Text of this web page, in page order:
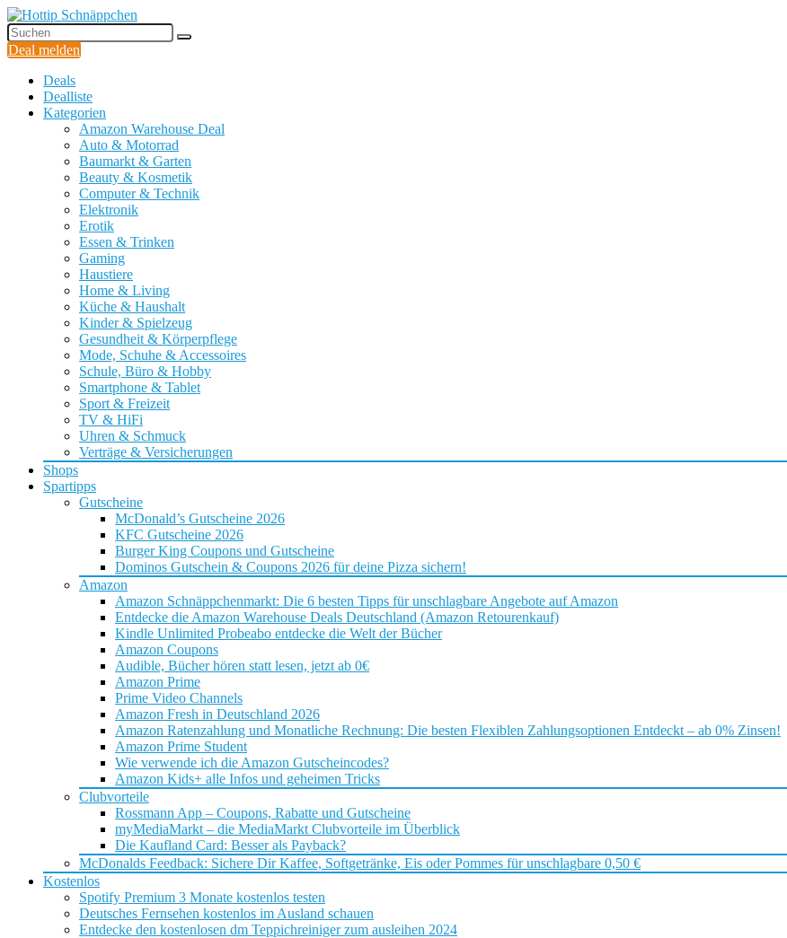
Deal melden
Deals
Dealliste
Kategorien
Amazon Warehouse Deal
Auto & Motorrad
Baumarkt & Garten
Beauty & Kosmetik
Computer & Technik
Elektronik
Erotik
Essen & Trinken
Gaming
Haustiere
Home & Living
Küche & Haushalt
Kinder & Spielzeug
Gesundheit & Körperpflege
Mode, Schuhe & Accessoires
Schule, Büro & Hobby
Smartphone & Tablet
Sport & Freizeit
TV & HiFi
Uhren & Schmuck
Verträge & Versicherungen
Shops
Spartipps
Gutscheine
McDonald’s Gutscheine 2026
KFC Gutscheine 2026
Burger King Coupons und Gutscheine
Dominos Gutschein & Coupons 2026 für deine Pizza sichern!
Amazon
Amazon Schnäppchenmarkt: Die 6 besten Tipps für unschlagbare Angebote auf Amazon
Entdecke die Amazon Warehouse Deals Deutschland (Amazon Retourenkauf)
Kindle Unlimited Probeabo entdecke die Welt der Bücher
Amazon Coupons
Audible, Bücher hören statt lesen, jetzt ab 0€
Amazon Prime
Prime Video Channels
Amazon Fresh in Deutschland 2026
Amazon Ratenzahlung und Monatliche Rechnung: Die besten Flexiblen Zahlungsoptionen Entdeckt – ab 0% Zinsen!
Amazon Prime Student
Wie verwende ich die Amazon Gutscheincodes?
Amazon Kids+ alle Infos und geheimen Tricks
Clubvorteile
Rossmann App – Coupons, Rabatte und Gutscheine
myMediaMarkt – die MediaMarkt Clubvorteile im Überblick
Die Kaufland Card: Besser als Payback?
McDonalds Feedback: Sichere Dir Kaffee, Softgetränke, Eis oder Pommes für unschlagbare 0,50 €
Kostenlos
Spotify Premium 3 Monate kostenlos testen
Deutsches Fernsehen kostenlos im Ausland schauen
Entdecke den kostenlosen dm Teppichreiniger zum ausleihen 2024